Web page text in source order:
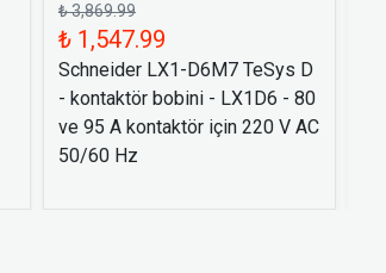
₺ 3,869.99
₺ 1,547.99
Schneider LX1-D6M7 TeSys D
- kontaktör bobini - LX1D6 - 80
ve 95 A kontaktör için 220 V AC
50/60 Hz